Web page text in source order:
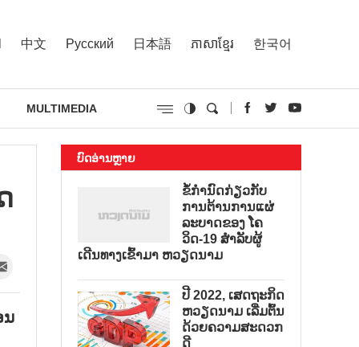
中文 Русский 日本語 ភាសាខ្មែរ 한국어
MULTIMEDIA
ນ
ບົດອ່ານຫຼາຍ
ຂໍ້ກຳນົດກ່ຽວກັບ
ການຕ້ານການແຜ່
ລະບາດຂອງ ໂຄ
ວິດ-19 ສຳລັບຜູ້
ເດີນທາງເຂົ້າມາ ຫວຽດນາມ
ປີ 2022, ເສດຖະກິດ
ຫວຽດນາມ ເລີ່ມຕົ້ນ
ດ້ວຍຄວາມສະດວກ
ດີ